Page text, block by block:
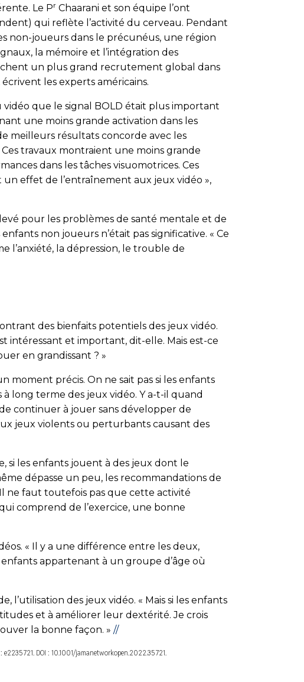
Le Pr Chaarani et son équipe l’ont
qui reflète l’activité du cerveau. Pendant
non-joueurs dans le précunéus, une région
la mémoire et l’intégration des
un plus grand recrutement global dans
les experts américains.
que le signal BOLD était plus important
une moins grande activation dans les
meilleurs résultats concorde avec les
travaux montraient une moins grande
dans les tâches visuomotrices. Ces
effet de l’entraînement aux jeux vidéo »,
pour les problèmes de santé mentale et de
non joueurs n’était pas significative. « Ce
l’anxiété, la dépression, le trouble de
des bienfaits potentiels des jeux vidéo.
intéressant et important, dit-elle. Mais est-ce
en grandissant ? »
moment précis. On ne sait pas si les enfants
long terme des jeux vidéo. Y a-t-il quand
continuer à jouer sans développer de
jeux violents ou perturbants causant des
si les enfants jouent à des jeux dont le
dépasse un peu, les recommandations de
ne faut toutefois pas que cette activité
comprend de l’exercice, une bonne
« Il y a une différence entre les deux,
appartenant à un groupe d’âge où
l’utilisation des jeux vidéo. « Mais si les enfants
et à améliorer leur dextérité. Je crois
la bonne façon. » //
e2235721. DOI : 10.1001/jamanetworkopen.2022.35721.